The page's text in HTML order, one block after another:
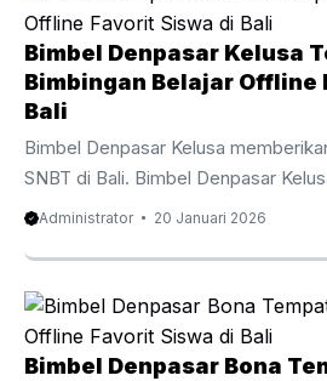
secara efektif. Pembelajaran offline
terlibat, antusias, dan berani
Siswa dari sekolah publik, sekolah
internasional di Bali mempercayakan
kepada Bimbel Denpasar
menawarkan program menyeluruh
Bimbel Denpasar Kelusa
Bimbingan Belajar Offline
Bali
Bimbel Denpasar Kelusa
SNBT di Bali. Bimbel Denpasar
bagi pelajar dan orang tua di Bali
program belajar langsung, Bimbel
membantu siswa memahami materi
fokus dan mendalam. Pembelajaran
lebih terlibat, antusias, dan berani
Administrator 20 Januari 2026
Bimbel Denpasar Bona